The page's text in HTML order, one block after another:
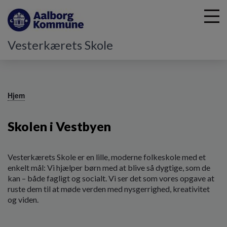
Vesterkærets Skole
Hjem
Skolen i Vestbyen
Vesterkærets Skole er en lille, moderne folkeskole med et
enkelt mål: Vi hjælper børn med at blive så dygtige, som de
kan – både fagligt og socialt. Vi ser det som vores opgave at
ruste dem til at møde verden med nysgerrighed, kreativitet
og viden.